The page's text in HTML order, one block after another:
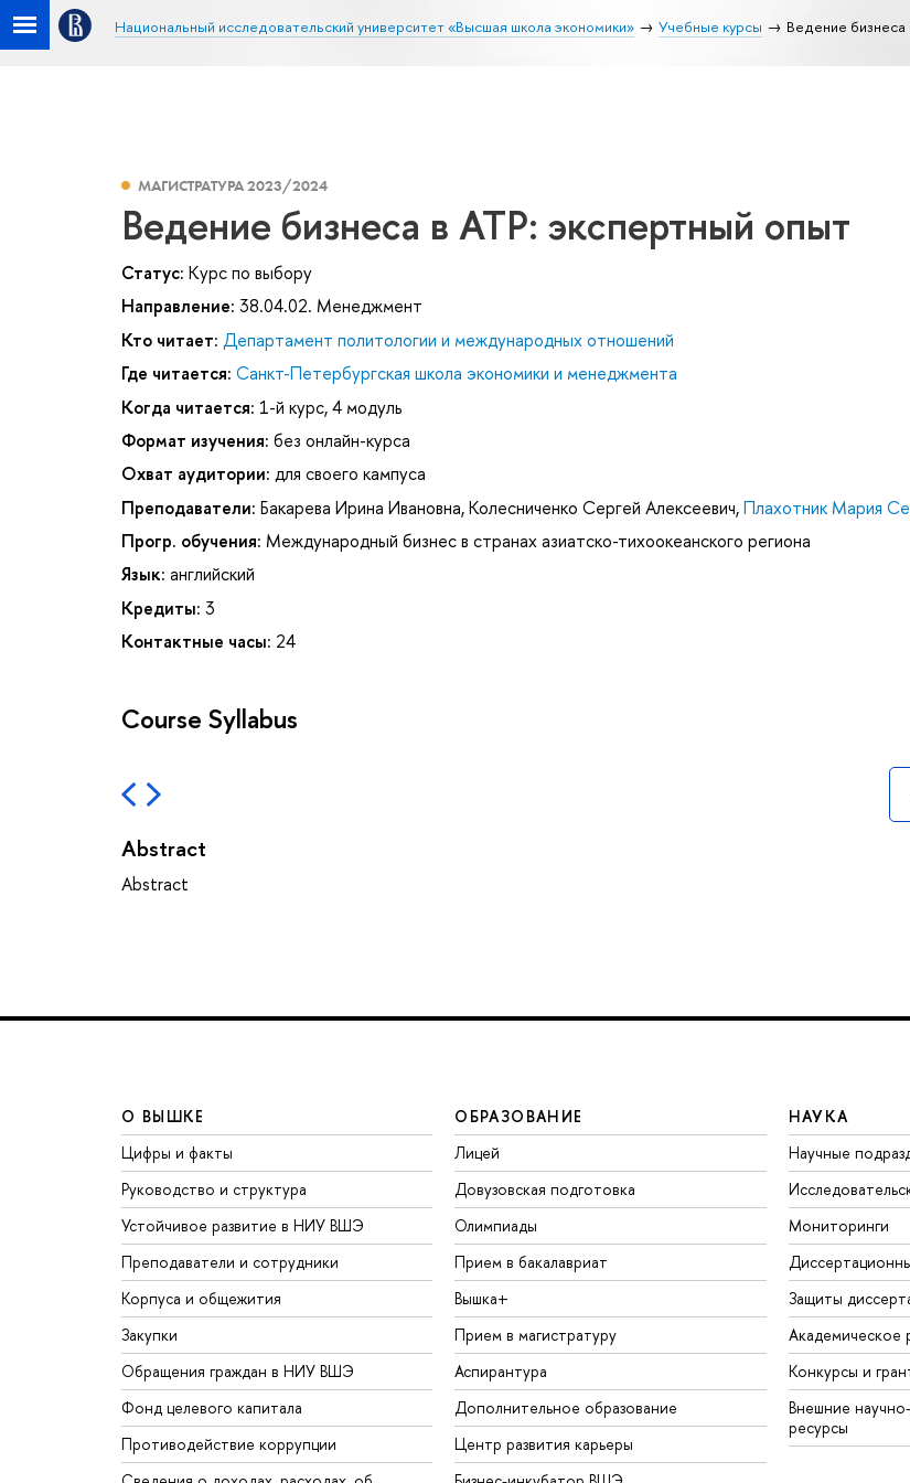
Национальный исследовательский университет «Высшая школа экономики» Учебные курсы Ведение
МАГИСТРАТУРА 2023/2024
Ведение бизнеса в АТР: экспертный опыт
Статус: Курс по выбору
Направление: 38.04.02. Менеджмент
Кто читает: Департамент политологии и международных отношений
Где читается: Санкт-Петербургская школа экономики и менеджмента
Когда читается: 1-й курс, 4 модуль
Формат изучения: без онлайн-курса
Охват аудитории: для своего кампуса
Преподаватели: Бакарева Ирина Ивановна,Колесниченко Сергей Алексеевич,Плахотник Мария
Прогр. обучения: Международный бизнес в странах азиатско-тихоокеанского региона
Язык: английский
Кредиты: 3
Контактные часы: 24
Course Syllabus
Abstract
Abstract
О ВЫШКЕ
Цифры и факты
Руководство и структура
Устойчивое развитие в НИУ ВШЭ
Преподаватели и сотрудники
Корпуса и общежития
Закупки
Обращения граждан в НИУ ВШЭ
Фонд целевого капитала
Противодействие коррупции
ОБРАЗОВАНИЕ
Лицей
Довузовская подготовка
Олимпиады
Прием в бакалавриат
Вышка+
Прием в магистратуру
Аспирантура
Дополнительное образование
Центр развития карьеры
НАУКА
Научные
Мониторинги
Защиты
Академическое
Конкурсы и
Внешние
ресурсы